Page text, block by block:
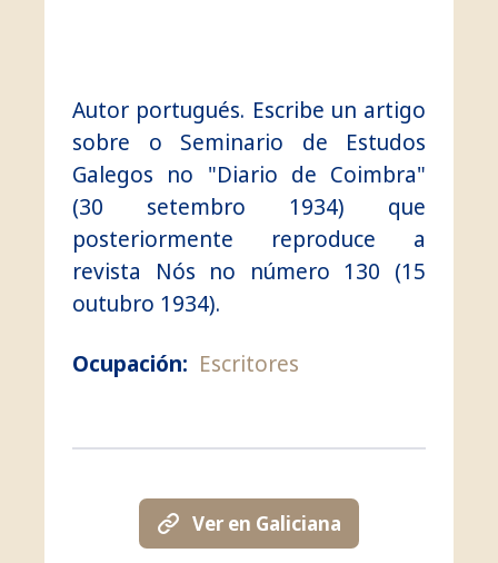
Autor portugués. Escribe un artigo
sobre o Seminario de Estudos
Galegos no "Diario de Coimbra"
(30 setembro 1934) que
posteriormente reproduce a
revista Nós no número 130 (15
outubro 1934).
Ocupación: Escritores
Ver en Galiciana